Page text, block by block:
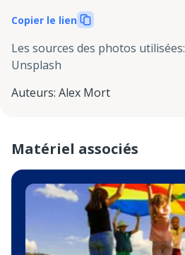
Copier le lien
Les sources des photos utilisées:
Unsplash
Auteurs: Alex Mort
Matériel associés